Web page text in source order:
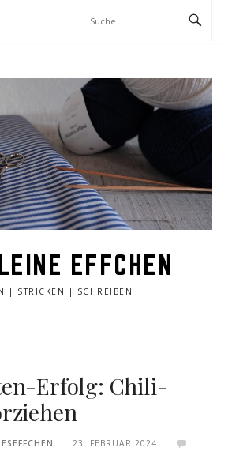
EFFCHEN
| STRICKEN | SCHREIBEN
Erfolg: Chili-
23. FEBRUAR 2024